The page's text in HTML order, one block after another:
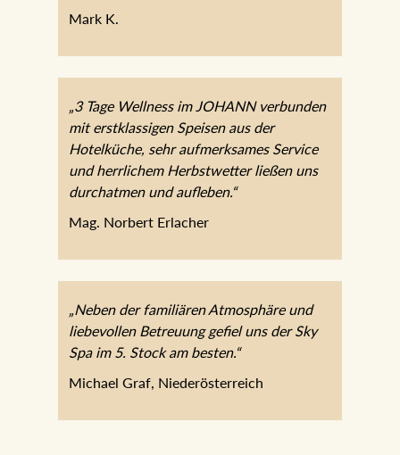
„3 Tage Wellness im JOHANN
verbunden mit erstklassigen Speisen aus
der Hotelküche, sehr aufmerksames
Service und herrlichem Herbstwetter
ließen uns durchatmen und aufleben.“
„Neben der familiären Atmosphäre und
liebevollen Betreuung gefiel uns der Sky
Spa im 5. Stock am besten.“